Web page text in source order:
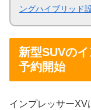
ングハイブリッド
新型SUVの
予約開始
インプレッサーXV